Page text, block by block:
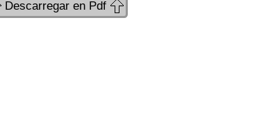
Descarregar en Pdf